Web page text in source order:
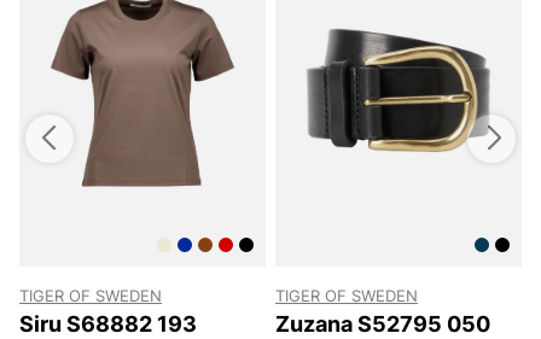
TIGER OF SWEDEN
Siru S68882 193
TIGER OF SWEDEN
Zuzana S52795 050